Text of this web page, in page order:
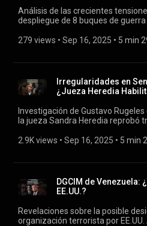
Análisis de las crecientes
despliegue de 8 buques de
liderados por Maduro.
279 views • Sep 16, 2025 • 5 min
Irregularidades en
¿Jueza Heredia
Investigación de Gustavo
la jueza Sandra Heredia reprobó
validez de su condena a Álvaro
2.9K views • Sep 16, 2025 • 5 min
DGCIM de
EE.UU.?
Revelaciones sobre la posible
organización terrorista por